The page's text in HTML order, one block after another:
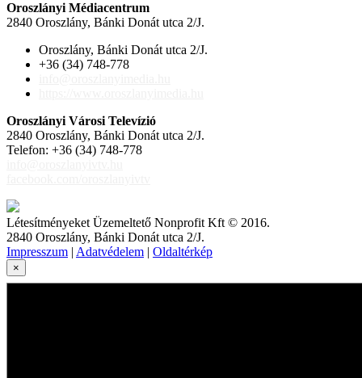
Oroszlányi Médiacentrum
2840 Oroszlány, Bánki Donát utca 2/J.
Oroszlány, Bánki Donát utca 2/J.
+36 (34) 748-778
Oroszlányi Városi Televízió
2840 Oroszlány, Bánki Donát utca 2/J.
Telefon: +36 (34) 748-778
Létesítményeket Üzemeltető Nonprofit Kft © 2016.
2840 Oroszlány, Bánki Donát utca 2/J.
Impresszum | Adatvédelem | Oldaltérkép
×